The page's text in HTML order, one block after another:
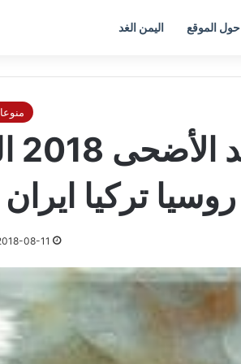
حول الموقع اليمن الغد
روسيا تركيا
08-11